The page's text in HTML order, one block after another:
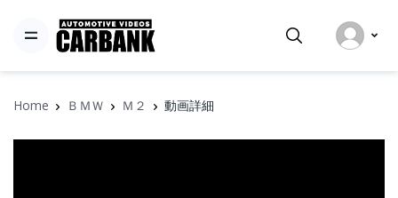
Home ＢＭＷ Ｍ２ 動画詳細